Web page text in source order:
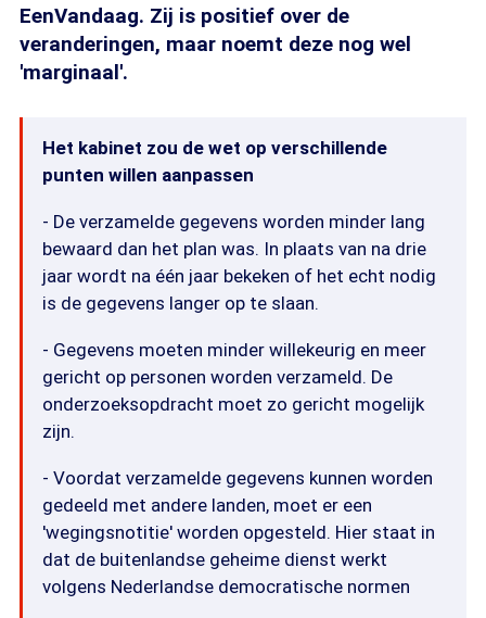
EenVandaag. Zij is positief over de
veranderingen, maar noemt deze nog wel
'marginaal'.
Het kabinet zou de wet op verschillende
punten willen aanpassen
- De verzamelde gegevens worden minder lang
bewaard dan het plan was. In plaats van na drie
jaar wordt na één jaar bekeken of het echt nodig
is de gegevens langer op te slaan.
- Gegevens moeten minder willekeurig en meer
gericht op personen worden verzameld. De
onderzoeksopdracht moet zo gericht mogelijk
zijn.
- Voordat verzamelde gegevens kunnen worden
gedeeld met andere landen, moet er een
'wegingsnotitie' worden opgesteld. Hier staat in
dat de buitenlandse geheime dienst werkt
volgens Nederlandse democratische normen